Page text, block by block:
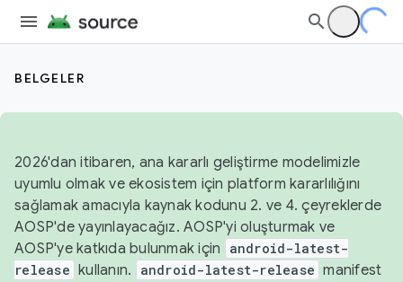
BELGELER
2026'dan itibaren, ana kararlı geliştirme modelimizle
uyumlu olmak ve ekosistem için platform kararlılığını
sağlamak amacıyla kaynak kodunu 2. ve 4. çeyreklerde
AOSP'de yayınlayacağız. AOSP'yi oluşturmak ve
AOSP'ye katkıda bulunmak için
android-latest-
release kullanın. android-latest-release manifest